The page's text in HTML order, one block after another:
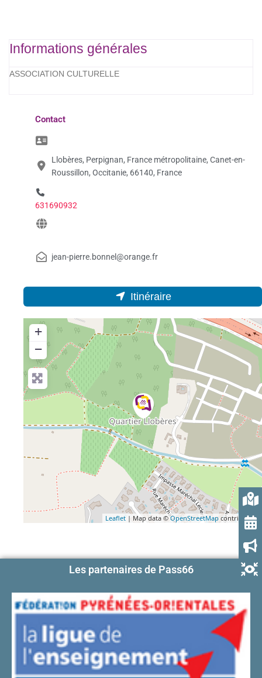
Informations générales
ASSOCIATION CULTURELLE
Contact
Llobères, Perpignan, France métropolitaine, Canet-en-
Roussillon, Occitanie, 66140, France
631690932
jean-pierre.bonnel@orange.fr
Itinéraire
+
−
Leaflet | Map data ©OpenStreetMap contributors
Les partenaires de Pass66